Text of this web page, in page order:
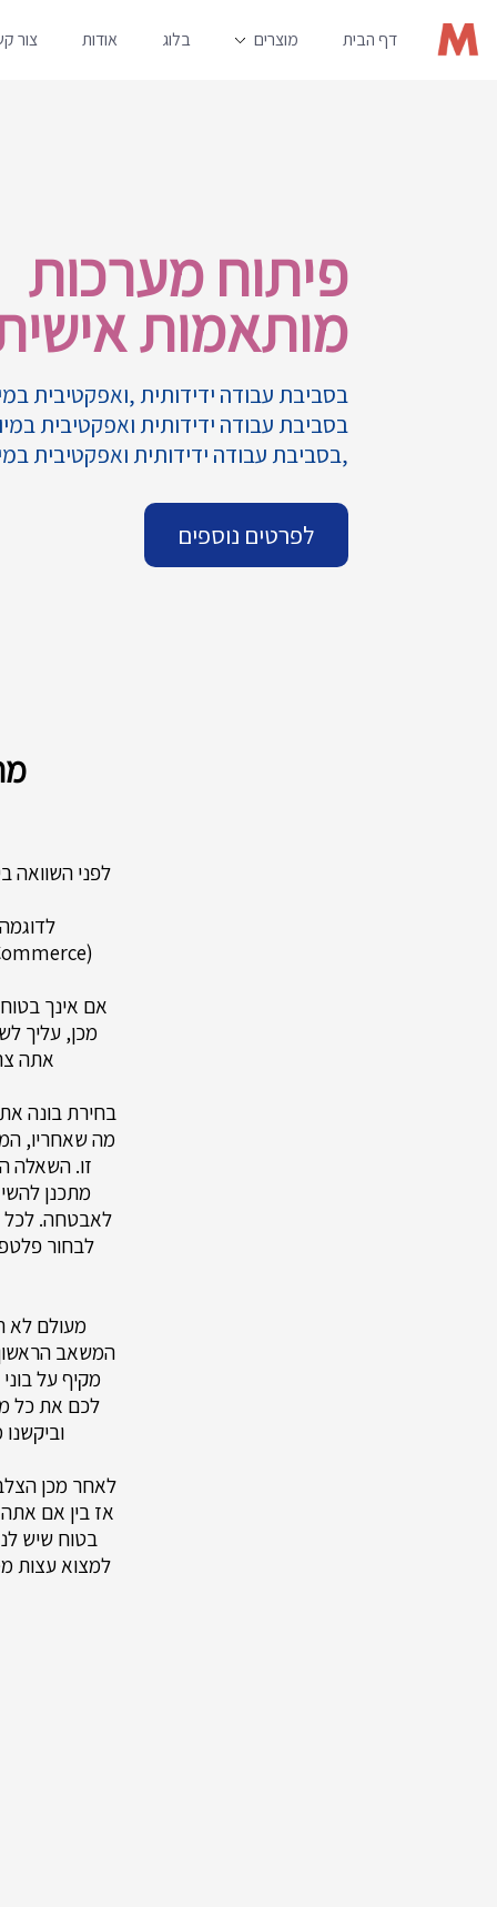
דף הבית מוצרים בלוג אודות צור
פיתוח מערכות
מותאמות
בסביבת עבודה ידידותית ,ואפקטיבית
בסביבת עבודה ידידותית ואפקטיבית
,בסביבת עבודה ידידותית ואפקטיבית
לפרטים נוספים
לפני השוואה
(eCommerce), מערכת הזמנות, טופס יצירת קשר, תכונות SEO, תכונות מדיה חברתית וכו'.
אם אינך
מכן, עליך
אתה
בחירת בונה
מה שאחריו,
זו. השאלה
מתכנן
לאבטחה. לכל
לבחור
מעולם לא
המשאב
מקיף על
לכם את כל
לאחר מכן
אז בין אם
בטוח שיש
למצוא עצות